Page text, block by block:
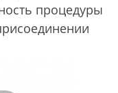
процедуры